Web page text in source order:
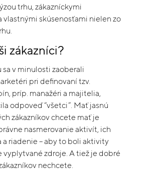
trhu, zákazníckymi
vlastnými skúsenosťami nielen zo
zákazníci?
sa v minulosti zaoberali
pri definovaní tzv.
príp. manažéri a majitelia,
odpoveď “všetci”. Mať jasnú
zákazníkov chcete mať je
nasmerovanie aktivít, ich
a riadenie – aby to boli aktivity
vyplytvané zdroje. A tiež je dobré
nechcete.